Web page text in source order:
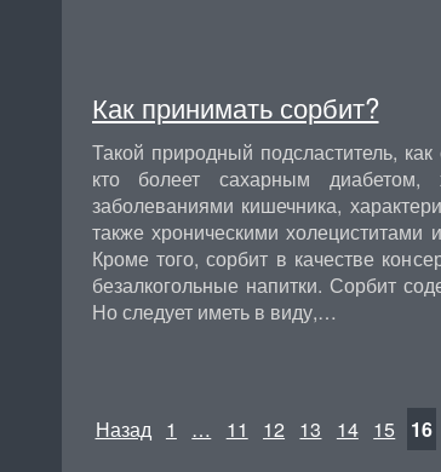
Как принимать сорбит?
Такой природный подсластитель,
кто болеет сахарным диабетом,
заболеваниями кишечника,
также хроническими
Кроме того, сорбит в качестве
безалкогольные напитки. Сорбит
Но следует иметь в виду,…
Назад 1 … 11 12 13 14 15 16